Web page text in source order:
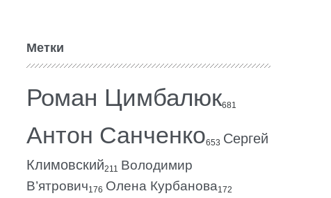
Метки
Роман Цимбалюк681
Антон Санченко653 Сергей
Климовский211 Володимир
В’ятрович176 Олена Курбанова172